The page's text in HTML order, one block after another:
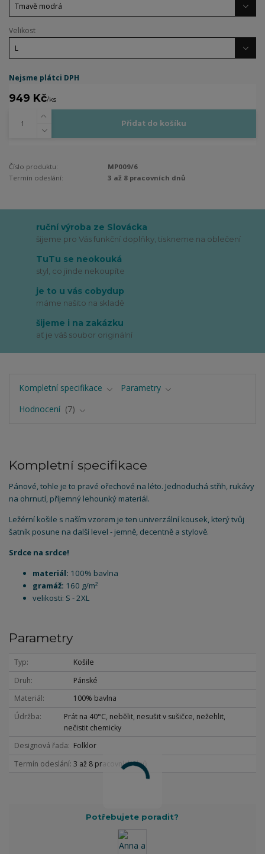
Velikost
Nejsme plátci DPH
949 Kč/ks
Přidat do košíku
Číslo produktu:
MP009/6
Termín odeslání:
3 až 8 pracovních dnů
ruční výroba ze Slovácka
šijeme pro Vás funkční doplňky, tiskneme na oblečení
TuTu se neokouká
styl, co jinde nekoupíte
je to u vás cobydup
máme našito na skladě
šijeme i na zakázku
ať je váš soubor originální
Kompletní specifikace
Parametry
Hodnocení
7
Kompletní specifikace
Pánové, tohle je to pravé ořechové na léto. Jednoduchá střih, rukávy
na ohrnutí, příjemný lehounký materiál.
Ležérní košile s naším vzorem je ten univerzální kousek, který tvůj
šatník posune na další level - jemně, decentně a stylově.
Srdce na srdce!
materiál: 100% bavlna
gramáž: 160 g/m²
velikosti: S - 2XL
Parametry
Typ
Košile
Druh
Pánské
Materiál
100% bavlna
Údržba
Prát na 40°C, nebělit, nesušit v sušičce, nežehlit,
nečistit chemicky
Designová řada
Folklor
Termín odeslání 3 až 8 pracovních dnů
Potřebujete poradit?